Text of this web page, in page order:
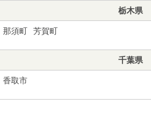
栃木県
那須町 芳賀町
千葉県
香取市